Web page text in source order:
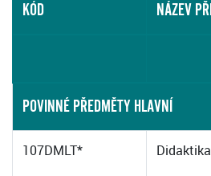
KÓD NÁZEV
POVINNÉ PŘEDMĚTY HLAVNÍ
107DMLT*